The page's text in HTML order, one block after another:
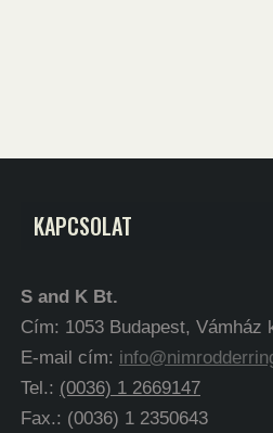
KAPCSOLAT
S and K Bt.
Cím: 1053 Budapest, Vámház
E-mail cím:
Tel.: (0036) 1 2669147
Fax.: (0036) 1 2350643